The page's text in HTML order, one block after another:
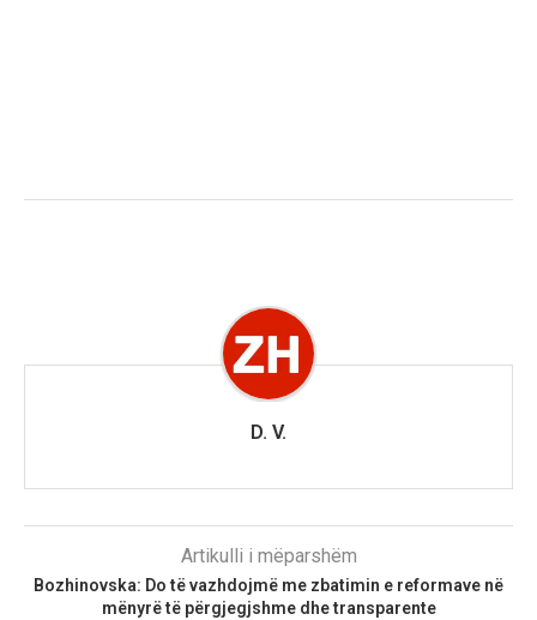
D. V.
Artikulli i mëparshëm
Bozhinovska: Do të vazhdojmë me zbatimin e reformave në
mënyrë të përgjegjshme dhe transparente